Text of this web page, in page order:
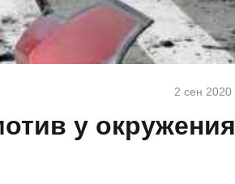
2 сен 2020
у окружения